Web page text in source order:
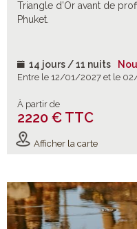
Triangle d’Or avant de
Phuket.
14 jours / 11 nuits
Entre le 12/01/2027 et le
À partir de
2220 € TTC
Afficher la carte